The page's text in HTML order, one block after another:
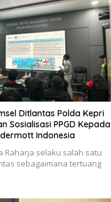
Ditlantas Polda Kepri
Sosialisasi PPGD Kepada
Indonesia
Raharja selaku salah satu
sebagaimana tertuang